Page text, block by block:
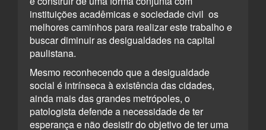
instituições acadêmicas e sociedade civil os
melhores caminhos para realizar este trabalho e
buscar diminuir as desigualdades na capital
paulistana.
Mesmo reconhecendo que a desigualdade
social é intrínseca à existência das cidades,
ainda mais das grandes metrópoles, o
patologista defende a necessidade de ter
esperança e não desistir do objetivo de ter uma